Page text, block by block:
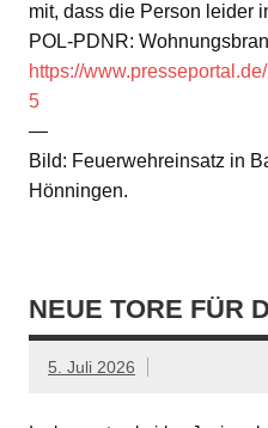
mit, dass die Person leider
POL-PDNR:
https://
5
—
Bild: Feuerwehreinsatz in
Hönningen.
NEUE TORE FÜR
5. Juli 2026